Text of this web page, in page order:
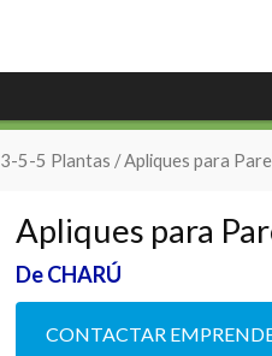
3-5-5 Plantas / Apliques para
Apliques para
De CHARÚ
CONTACTAR